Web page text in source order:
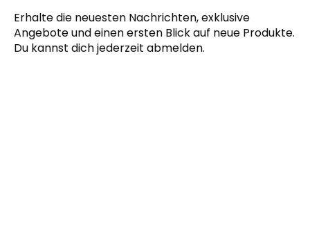
Erhalte die neuesten Nachrichten, exklusive
Angebote und einen ersten Blick auf neue Produkte.
Du kannst dich jederzeit abmelden.